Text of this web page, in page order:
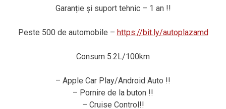
Garanție și suport tehnic – 1 an !!
Peste 500 de automobile – https://bit.ly/autoplazamd
Consum 5.2L/100km
– Apple Car Play/Android Auto !!
– Pornire de la buton !!
– Cruise Control!!